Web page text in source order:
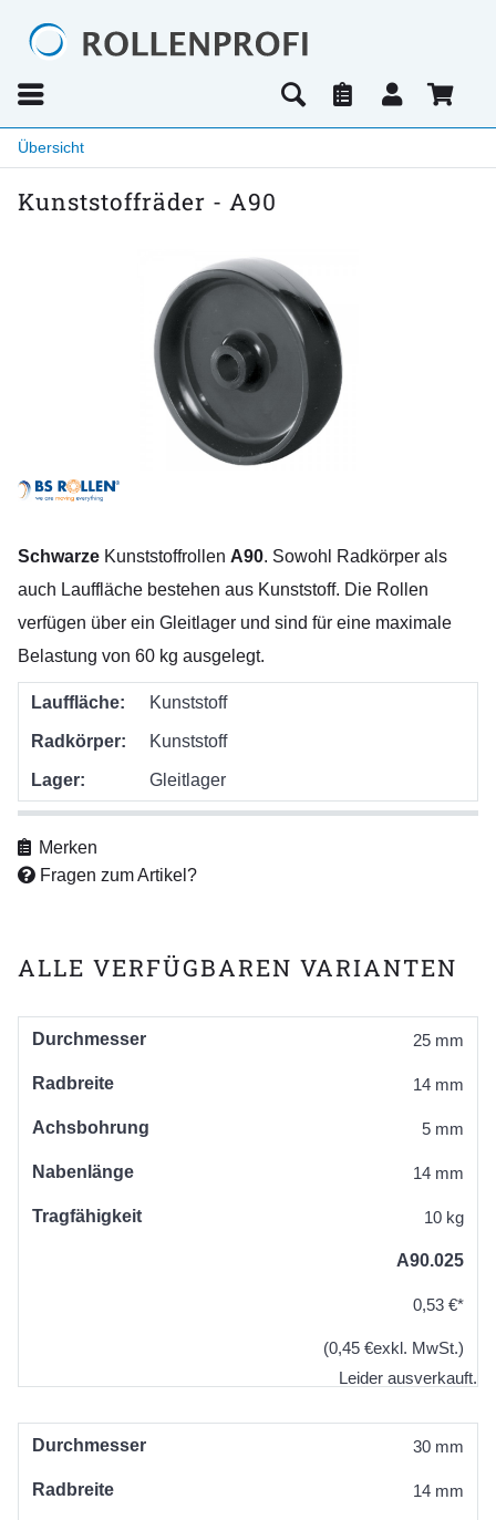
Übersicht
Kunststoffräder - A90
Schwarze Kunststoffrollen A90. Sowohl Radkörper als
auch Lauffläche bestehen aus Kunststoff. Die Rollen
verfügen über ein Gleitlager und sind für eine maximale
Belastung von 60 kg ausgelegt.
Lauffläche: Kunststoff
Radkörper: Kunststoff
Lager: Gleitlager
Merken
Fragen zum Artikel?
ALLE VERFÜGBAREN VARIANTEN
Durchmesser 25 mm
Radbreite 14 mm
Achsbohrung 5 mm
Nabenlänge 14 mm
Tragfähigkeit 10 kg
A90.025
0,53 €*
(0,45 €exkl. MwSt.)
Leider ausverkauft.
Durchmesser 30 mm
Radbreite 14 mm